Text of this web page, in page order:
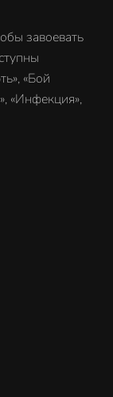
завоевать
«Бой
«Инфекция»,